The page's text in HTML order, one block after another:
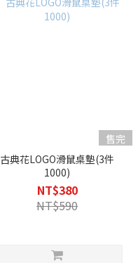
售完
古典花LOGO滑鼠桌墊(3件
1000)
NT$380
NT$590